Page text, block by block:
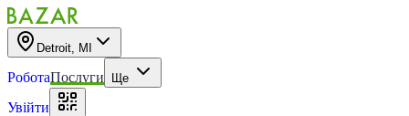
Detroit, MI
РоботаПослуги Ще
Увійти